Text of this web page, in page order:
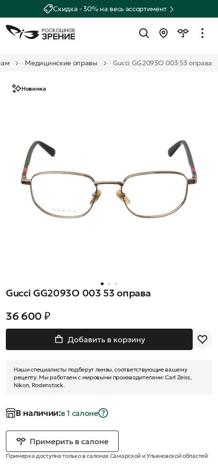
Скидка - 30% на весь ассортимент
Медицинские оправы Gucci GG2093O 003 53 оправа
Новинка
Gucci GG2093O 003 53 оправа
36 600 ₽
Добавить в корзину
Наши специалисты подберут линзы, соответствующие вашему
рецепту. Мы работаем с мировыми производителями: Carl Zeiss,
Nikon, Rodenstock.
В наличии:в 1 салонe
Примерить в салоне
Примерка доступна только в салонах Самарской и Ульяновской областей